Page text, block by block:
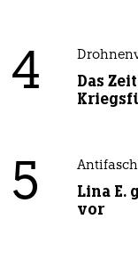
4
Das
5
Lina E.
vor